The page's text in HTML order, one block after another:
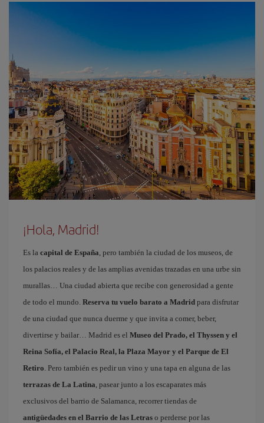
¡Hola, Madrid!
Es la capital de España, pero también la ciudad de los museos, de
los palacios reales y de las amplias avenidas trazadas en una urbe sin
murallas… Una ciudad abierta que recibe con generosidad a gente
de todo el mundo. Reserva tu vuelo barato a Madrid para disfrutar
de una ciudad que nunca duerme y que invita a comer, beber,
divertirse y bailar… Madrid es el Museo del Prado, el Thyssen y el
Reina Sofía, el Palacio Real, la Plaza Mayor y el Parque de El
Retiro. Pero también es pedir un vino y una tapa en alguna de las
terrazas de La Latina, pasear junto a los escaparates más
exclusivos del barrio de Salamanca, recorrer tiendas de
antigüedades en el Barrio de las Letras o perderse por las